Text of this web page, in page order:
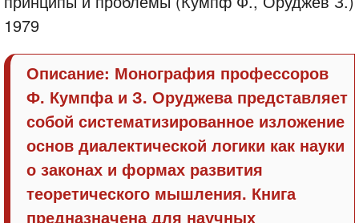
Описание: Монография профессоров
Ф. Кумпфа и З. Оруджева представляет
собой систематизированное изложение
основ диалектической логики как науки
о законах и формах развития
теоретического мышления. Книга
предназначена для научных